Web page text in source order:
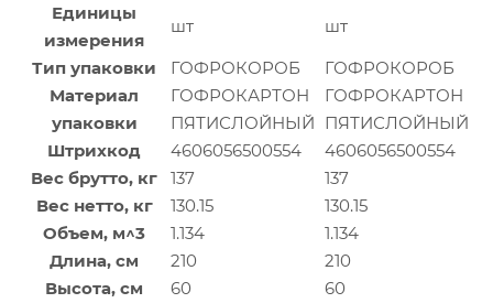
Единицы
измерения
шт
шт
Тип упаковки
ГОФРОКОРОБ
ГОФРОКОРОБ
Материал
упаковки
ГОФРОКАРТОН
ПЯТИСЛОЙНЫЙ
ГОФРОКАРТОН
ПЯТИСЛОЙНЫЙ
Штрихкод
4606056500554
4606056500554
Вес брутто, кг
137
137
Вес нетто, кг
130.15
130.15
Объем, м^3
1.134
1.134
Длина, см
210
210
Высота, см
60
60